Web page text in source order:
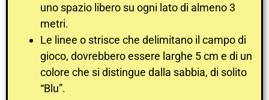
uno spazio libero su ogni lato di almeno 3
metri.
Le linee o strisce che delimitano il campo di
gioco, dovrebbero essere larghe 5 cm e di un
colore che si distingue dalla sabbia, di solito
“Blu”.